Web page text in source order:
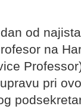
od
na
pri